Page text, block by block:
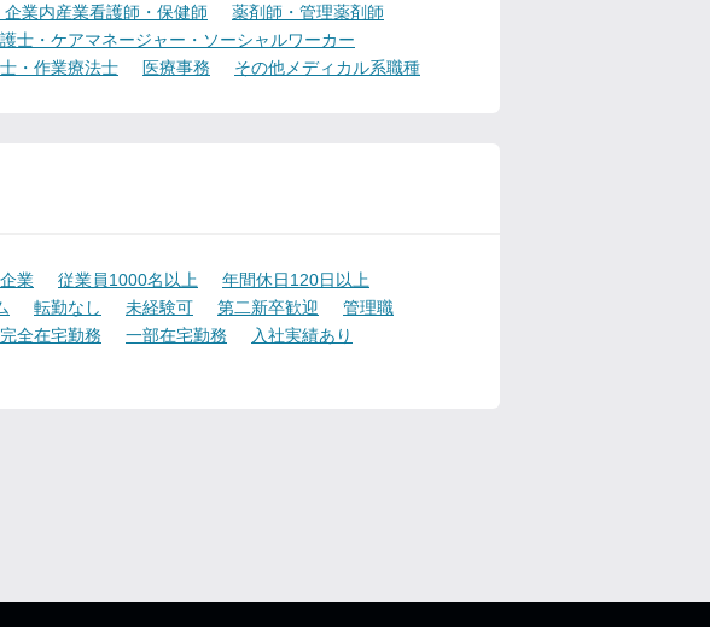
企業内産業看護師・保健師
薬剤師・管理薬剤師
士・ケアマネージャー・ソーシャルワーカー
・作業療法士 医療事務 その他メディカル系職種
業 従業員1000名以上
年間休日120日以上
転勤なし 未経験可 第二新卒歓迎
管理職
完全在宅勤務 一部在宅勤務
入社実績あり